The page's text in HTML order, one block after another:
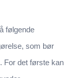
følgende
som bør
For det første kan